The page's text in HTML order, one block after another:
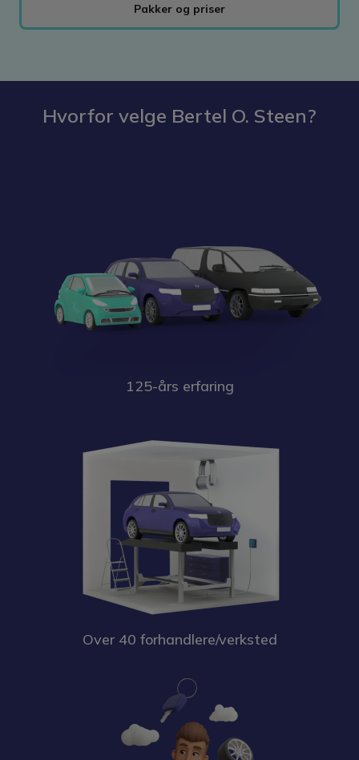
Pakker og priser
Hvorfor velge Bertel O. Steen?
125-års erfaring
Over 40 forhandlere/verksted